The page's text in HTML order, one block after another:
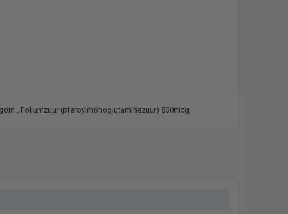
, Foliumzuur (pteroylmonoglutaminezuur) 800mcg.